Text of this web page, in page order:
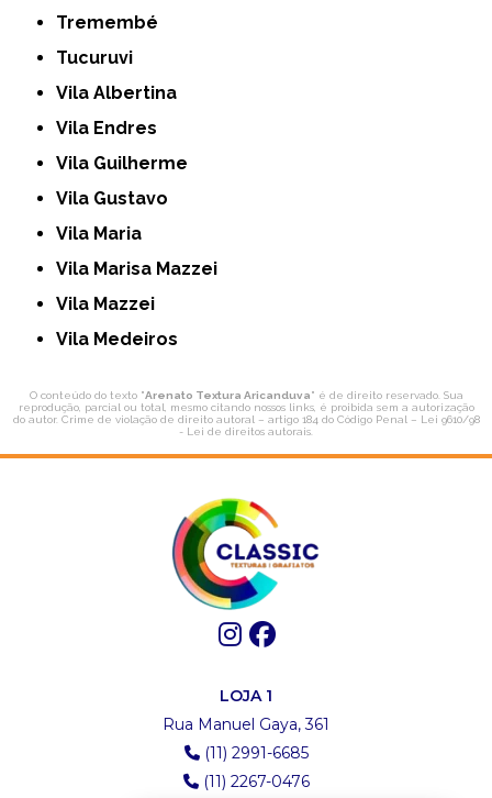
Tremembé
Tucuruvi
Vila Albertina
Vila Endres
Vila Guilherme
Vila Gustavo
Vila Maria
Vila Marisa Mazzei
Vila Mazzei
Vila Medeiros
O conteúdo do texto "Arenato Textura Aricanduva" é de direito reservado. Sua
reprodução, parcial ou total, mesmo citando nossos links, é proibida sem a autorização
do autor. Crime de violação de direito autoral – artigo 184 do Código Penal – Lei 9610/98
- Lei de direitos autorais
LOJA 1
Rua Manuel Gaya, 361
(11) 2991-6685
(11) 2267-0476